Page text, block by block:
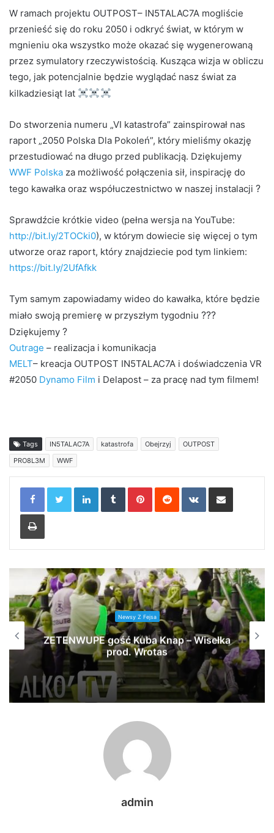
W ramach projektu OUTPOST– IN5TALAC7A mogliście
przenieść się do roku 2050 i odkryć świat, w którym w
mgnieniu oka wszystko może okazać się wygenerowaną
przez symulatory rzeczywistością. Kusząca wizja w obliczu
tego, jak potencjalnie będzie wyglądać nasz świat za
kilkadziesiąt lat
Do stworzenia numeru „VI katastrofa” zainspirował nas
raport „2050 Polska Dla Pokoleń”, który mieliśmy okazję
przestudiować na długo przed publikacją. Dziękujemy
WWF Polska za możliwość połączenia sił, inspirację do
tego kawałka oraz współuczestnictwo w naszej instalacji ?
Sprawdźcie krótkie video (pełna wersja na YouTube:
http://bit.ly/2TOCki0), w którym dowiecie się więcej o tym
utworze oraz raport, który znajdziecie pod tym linkiem:
https://bit.ly/2UfAfkk
Tym samym zapowiadamy wideo do kawałka, które będzie
miało swoją premierę w przyszłym tygodniu ???
Dziękujemy ?
Outrage – realizacja i komunikacja
MELT– kreacja OUTPOST IN5TALAC7A i doświadczenia VR
#2050 Dynamo Film i Delapost – za pracę nad tym filmem!
Tags IN5TALAC7A katastrofa Obejrzyj
OUTPOST
PRO8L3M
WWF
LinkedInTumblrPinterestReddit VKontakteShare via Email
Print
Newsy Z Fejsa
ZETENWUPE gość Kuba Knap – Wisełka
prod. Wrotas
admin